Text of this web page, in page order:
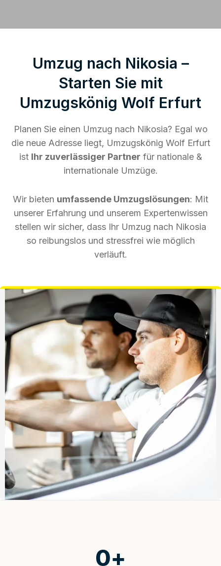
Umzug nach Nikosia –
Starten Sie mit
Umzugskönig Wolf Erfurt
Planen Sie einen Umzug nach Nikosia? Egal wo
die neue Adresse liegt, Umzugskönig Wolf Erfurt
ist Ihr zuverlässiger Partner für nationale &
internationale Umzüge.
Wir bieten umfassende Umzugslösungen: Mit
unserer Erfahrung und unserem Expertenwissen
stellen wir sicher, dass Ihr Umzug nach Nikosia
so reibungslos und stressfrei wie möglich
verläuft.
0+